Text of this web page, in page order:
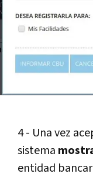
4 - Una vez
sistema
entidad